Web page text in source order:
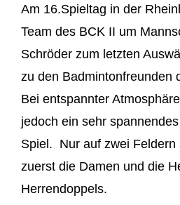
Am 16.Spieltag in der
Team des BCK II um
Schröder zum letzten
zu den Badmintonfreunden
Bei entspannter
jedoch ein sehr
Spiel. Nur auf zwei Feldern
zuerst die Damen und die
Herrendoppels.